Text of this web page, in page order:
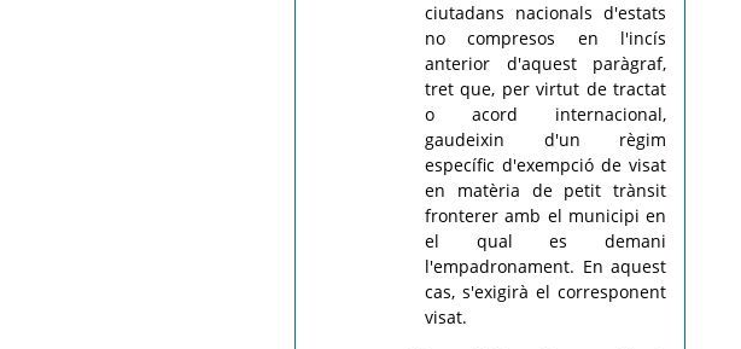
ciutadans nacionals d'estats
no compresos en l'incís
anterior d'aquest paràgraf,
tret que, per virtut de tractat
o acord internacional,
gaudeixin d'un règim
específic d'exempció de visat
en matèria de petit trànsit
fronterer amb el municipi en
el qual es demani
l'empadronament. En aquest
cas, s'exigirà el corresponent
visat.